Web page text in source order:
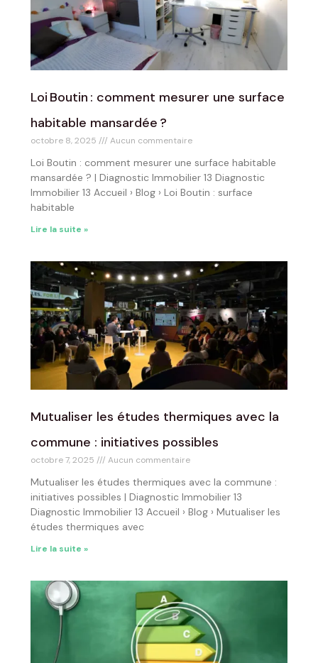
Loi Boutin : comment mesurer une surface
habitable mansardée ?
octobre 8, 2025 Aucun commentaire
Loi Boutin : comment mesurer une surface habitable
mansardée ? | Diagnostic Immobilier 13 Diagnostic
Immobilier 13 Accueil › Blog › Loi Boutin : surface
habitable
Lire la suite »
Mutualiser les études thermiques avec la
commune : initiatives possibles
octobre 7, 2025 Aucun commentaire
Mutualiser les études thermiques avec la commune :
initiatives possibles | Diagnostic Immobilier 13
Diagnostic Immobilier 13 Accueil › Blog › Mutualiser les
études thermiques avec
Lire la suite »